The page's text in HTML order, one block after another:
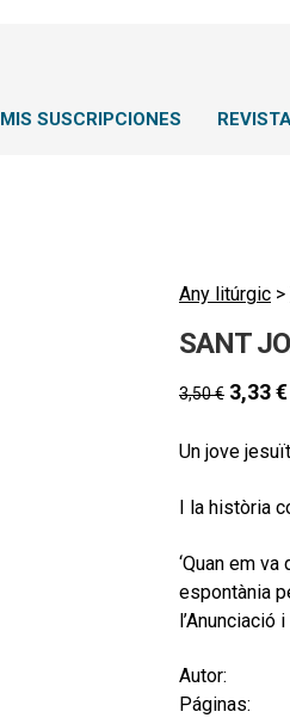
MIS SUSCRIPCIONES
Any litúrgic >
SANT
3,50€ 3,33€
Un jove
I la història
‘Quan em
espontània
l’Anunciació
Autor:
Páginas: